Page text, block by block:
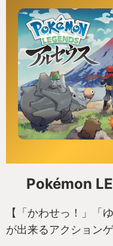
Pokémon
【「かわせっ！」「
が出来るアクションゲ